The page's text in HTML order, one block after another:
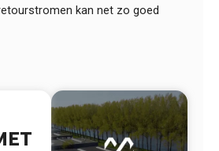
kan net zo goed